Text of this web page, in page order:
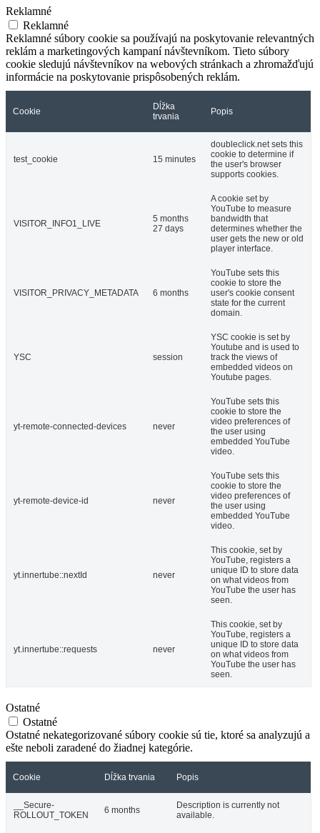
Reklamné
Reklamné
Reklamné súbory cookie sa používajú na poskytovanie relevantných
reklám a marketingových kampaní návštevníkom. Tieto súbory
cookie sledujú návštevníkov na webových stránkach a zhromažďujú
informácie na poskytovanie prispôsobených reklám.
Cookie
Dĺžka
trvania
Popis
test_cookie 15 minutes
doubleclick.net sets this
cookie to determine if
the user's browser
supports cookies.
VISITOR_INFO1_LIVE
5 months
27 days
A cookie set by
YouTube to measure
bandwidth that
determines whether the
user gets the new or old
player interface.
VISITOR_PRIVACY_METADATA 6 months
YouTube sets this
cookie to store the
user's cookie consent
state for the current
domain.
YSC session
YSC cookie is set by
Youtube and is used to
track the views of
embedded videos on
Youtube pages.
yt-remote-connected-devices never
YouTube sets this
cookie to store the
video preferences of
the user using
embedded YouTube
video.
yt-remote-device-id never
YouTube sets this
cookie to store the
video preferences of
the user using
embedded YouTube
video.
yt.innertube::nextId never
This cookie, set by
YouTube, registers a
unique ID to store data
on what videos from
YouTube the user has
seen.
yt.innertube::requests never
This cookie, set by
YouTube, registers a
unique ID to store data
on what videos from
YouTube the user has
seen.
Ostatné
Ostatné
Ostatné nekategorizované súbory cookie sú tie, ktoré sa analyzujú a
ešte neboli zaradené do žiadnej kategórie.
Cookie Dĺžka trvania Popis
__Secure-
ROLLOUT_TOKEN
6 months
Description is currently not
available.